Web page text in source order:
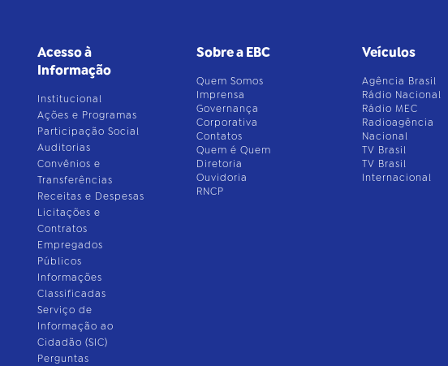
Acesso à
Informação
Institucional
Ações e Programas
Participação Social
Auditorias
Convênios e
Transferências
Receitas e Despesas
Licitações e
Contratos
Empregados
Públicos
Informações
Classificadas
Serviço de
Informação ao
Cidadão (SIC)
Perguntas
Sobre a EBC
Quem Somos
Imprensa
Governança
Corporativa
Contatos
Quem é Quem
Diretoria
Ouvidoria
RNCP
Veículos
Agência Brasil
Rádio Nacional
Rádio MEC
Radioagência
Nacional
TV Brasil
TV Brasil
Internacional